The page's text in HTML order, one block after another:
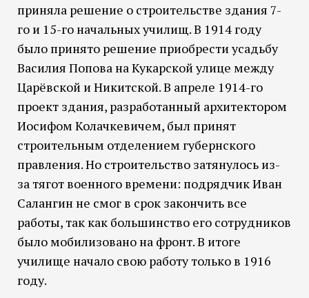
приняла решение о строительстве здания 7-
го и 15-го начальных училищ. В 1914 году
было принято решение приобрести усадьбу
Василия Попова на Кукарской улице между
Царёвской и Никитской. В апреле 1914-го
проект здания, разработанный архитектором
Иосифом Колачкевичем, был принят
строительным отделением губернского
правления. Но строительство затянулось из-
за тягот военного времени: подрядчик Иван
Салангин не смог в срок закончить все
работы, так как большинство его сотрудников
было мобилизовано на фронт. В итоге
училище начало свою работу только в 1916
году.